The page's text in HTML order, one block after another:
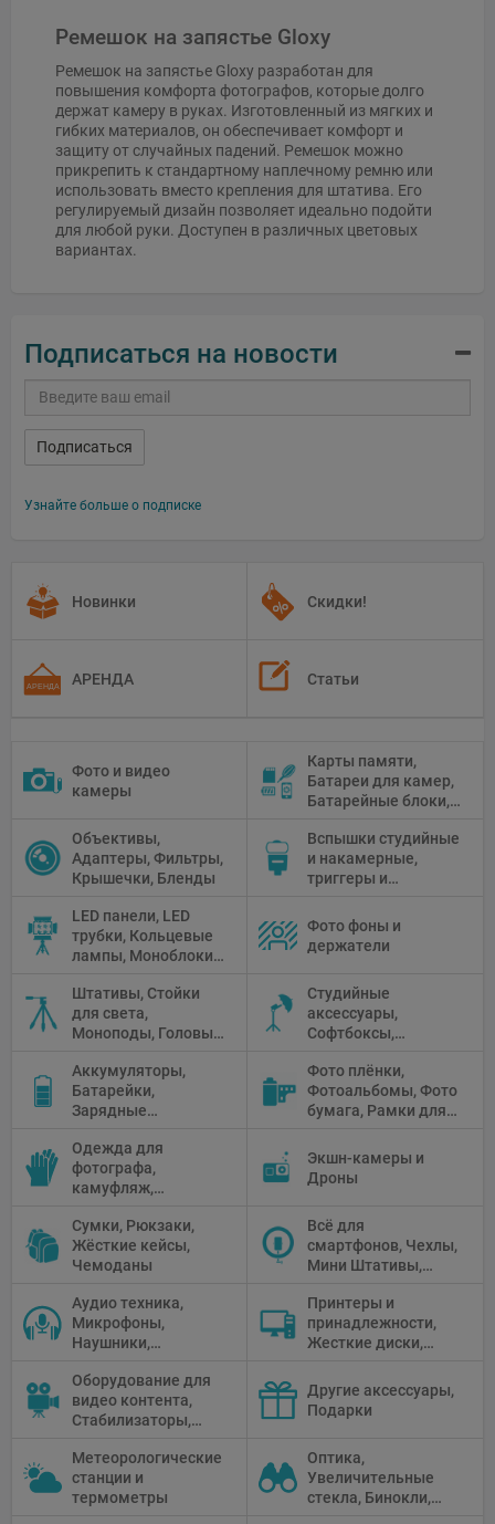
Ремешок на запястье Gloxy
Ремешок на запястье Gloxy разработан для
повышения комфорта фотографов, которые долго
держат камеру в руках. Изготовленный из мягких и
гибких материалов, он обеспечивает комфорт и
защиту от случайных падений. Ремешок можно
прикрепить к стандартному наплечному ремню или
использовать вместо крепления для штатива. Его
регулируемый дизайн позволяет идеально подойти
для любой руки. Доступен в различных цветовых
вариантах.
Подписаться на новости
Подписаться
Узнайте больше о подписке
Новинки Скидки!
АРЕНДА Статьи
Фото и видео
камеры
Карты памяти,
Батареи для камер,
Батарейные блоки,
Объективы,
Адаптеры, Фильтры,
Крышечки, Бленды
Вспышки студийные
и накамерные,
триггеры и
LED панели, LED
трубки, Кольцевые
лампы, Моноблоки,
Флуоресцентное и
галогенное
освещение
Фото фоны и
держатели
Штативы, Стойки
для света,
Моноподы, Головы
Студийные
аксессуары,
Софтбоксы,
Рефлекторы,
Отражатели,
Предметные
Аккумуляторы,
Батарейки,
Зарядные
питания, Солнечные
панели
Фото плёнки,
Фотоальбомы, Фото
бумага, Рамки для
камеры
Одежда для
фотографа,
камуфляж,
Экшн-камеры и
Дроны
Сумки, Рюкзаки,
Жёсткие кейсы,
Чемоданы
Всё для
смартфонов, Чехлы,
Мини Штативы,
Аудио техника,
Микрофоны,
Наушники,
микшеры, Кабели и
адаптеры
Принтеры и
принадлежности,
Жесткие диски,
Проекторы,
Графические
Планшеты, Бумага
Оборудование для
видео контента,
Стабилизаторы,
Мониторы,
Профессиональное
видео
Другие аксессуары,
Подарки
Метеорологические
станции и
термометры
Оптика,
Увеличительные
стекла, Бинокли,